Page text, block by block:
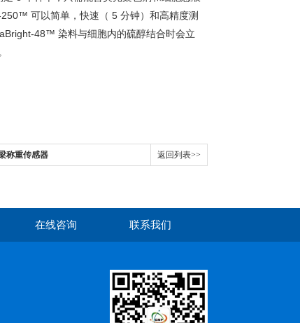
可以简单，快速（ 5 分钟）和高精度测
48™ 染料与细胞内的硫醇结合时会立
称重传感器 返回列表>>
在线咨询 联系我们